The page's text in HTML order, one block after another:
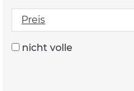
Preis
nicht volle